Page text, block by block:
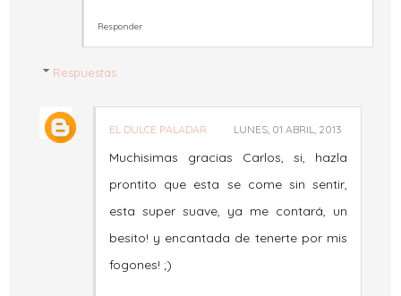
Responder
Respuestas
EL DULCE PALADAR LUNES, 01 ABRIL, 2013
Muchisimas gracias Carlos, si, hazla
prontito que esta se come sin sentir,
esta super suave, ya me contará, un
besito! y encantada de tenerte por mis
fogones! ;)